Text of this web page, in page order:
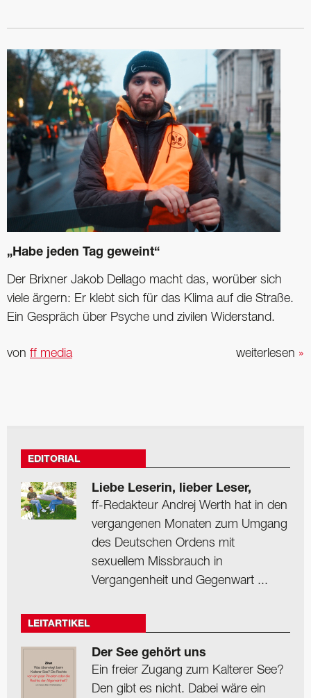
„Habe jeden Tag geweint“
Der Brixner Jakob Dellago macht das, worüber sich
viele ärgern: Er klebt sich für das Klima auf die Straße.
Ein Gespräch über Psyche und zivilen Widerstand.
weiterlesen »
von ff media
EDITORIAL
Liebe Leserin, lieber Leser,
ff-Redakteur Andrej Werth hat in den
vergangenen Monaten zum Umgang
des Deutschen Ordens mit
sexuellem Missbrauch in
Vergangenheit und Gegenwart ...
LEITARTIKEL
Der See gehört uns
Ein freier Zugang zum Kalterer See?
Den gibt es nicht. Dabei wäre ein